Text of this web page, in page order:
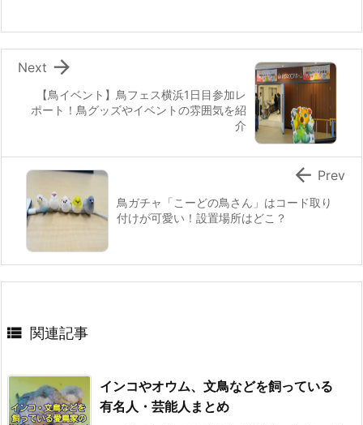
【鳥イベント】鳥フェス横浜1日目参加レ
ポート！鳥グッズやイベントの雰囲気を紹
介

Next
鳥ガチャ「こーどの鳥さん」はコード取り
付けが可愛い！設置場所はどこ？
 Prev
 関連記事
インコやオウム、文鳥などを飼っている
有名人・芸能人まとめ